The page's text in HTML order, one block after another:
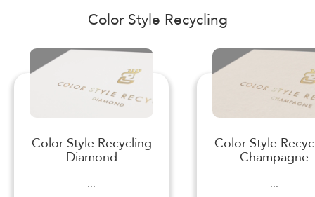
Color Style Recycling
Color Style Recycling
Diamond
...
Color Style
Champagne
...